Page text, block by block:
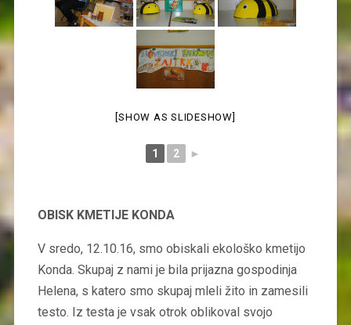
[SHOW AS SLIDESHOW]
1 2 ►
OBISK KMETIJE KONDA
V sredo, 12.10.16, smo obiskali ekološko kmetijo
Konda. Skupaj z nami je bila prijazna gospodinja
Helena, s katero smo skupaj mleli žito in zamesili
testo. Iz testa je vsak otrok oblikoval svojo